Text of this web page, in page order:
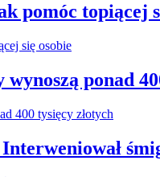
pomóc topiącej
ponad